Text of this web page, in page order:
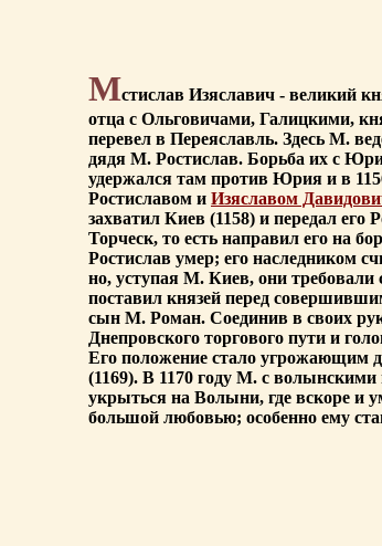
Мстислав Изяславич - великий
отца с Ольговичами, Галицкими,
перевел в Переяславль. Здесь М.
дядя М. Ростислав. Борьба их с
удержался там против Юрия и в
Ростиславом и Изяславом
захватил Киев (1158) и передал его
Торческ, то есть направил его на
Ростислав умер; его наследником
но, уступая М. Киев, они
поставил князей перед
сын М. Роман. Соединив в своих
Днепровского торгового пути и
Его положение стало угрожающим
(1169). В 1170 году М. с
укрыться на Волыни, где вскоре и
большой любовью; особенно ему